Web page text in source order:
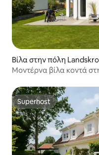
Βίλα στην πόλη
Μοντέρνα βίλα κοντά
Superhost
Superhost